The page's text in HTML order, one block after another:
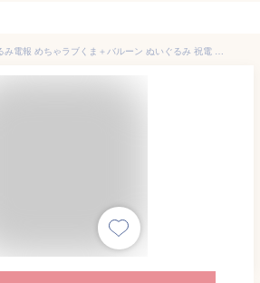
電報 結婚式 ぬいぐるみ電報 めちゃラブくま＋バルーン ぬいぐるみ 祝電 おしゃれ お祝い 誕生日 バルーン 発表会 ウェディング 入籍祝い 退職祝い 入学式 卒業式 就職 合格祝い メッセージカード文字入れ無料 あす楽 ルシアン クリスマス プレゼント